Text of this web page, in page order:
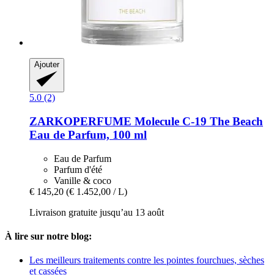
Ajouter
5.0 (2)
ZARKOPERFUME Molecule C-​19 The Beach
Eau de Parfum, 100 ml
Eau de Parfum
Parfum d'été
Vanille & coco
€ 145,20 (€ 1.452,00 / L)
Livraison gratuite jusqu’au 13 août
À lire sur notre blog:
Les meilleurs traitements contre les pointes fourchues, sèches
et cassées